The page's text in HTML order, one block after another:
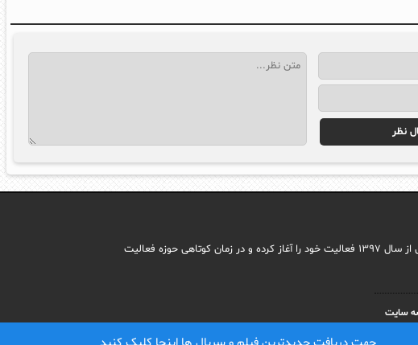
مجله اینترنتی ایما با هدف راه اندازی سایتی جامع در حوزه اجتماعی وب فارسی از سال ۱۳۹۷ فعالیت خود را آغاز کرده و در زمان کوتاهی حوزه فعالیت
سایت